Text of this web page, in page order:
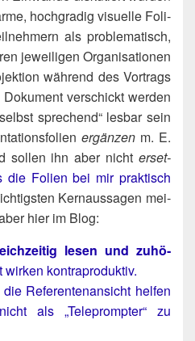
hoch­gra­dig visu­el­le Foli­
als pro­ble­ma­tisch,
jewei­li­gen Orga­ni­sa­tio­nen
wäh­rend des Vor­trags
ver­schickt wer­den
spre­chend“ les­bar sein
ergän­zen m. E.
sol­len ihn aber nicht erset­
die Foli­en bei mir prak­tisch
Kern­aus­sa­gen mei­
hier im Blog:
lesen und zuhö­
wir­ken kontraproduktiv.
Refe­ren­ten­an­sicht hel­fen
als „Tele­promp­ter“ zu